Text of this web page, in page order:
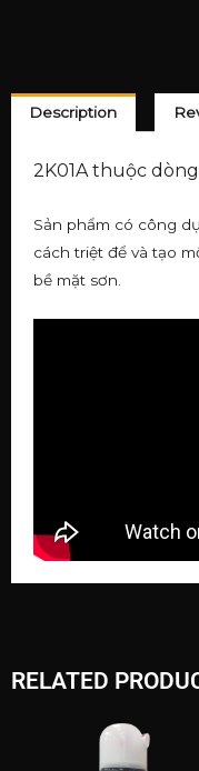
Description
2K01A thuộc
Sản phẩm có công
cách triệt để và tạo
bề mặt sơn.
RELATED